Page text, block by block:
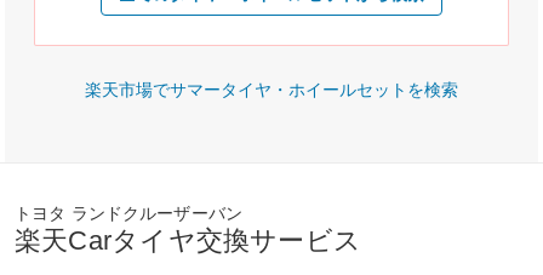
楽天市場でサマータイヤ・ホイールセットを検索
トヨタ ランドクルーザーバン
楽天Carタイヤ交換サービス